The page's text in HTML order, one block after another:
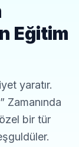
Eğitim
yaratır.
Zamanında
bir tür